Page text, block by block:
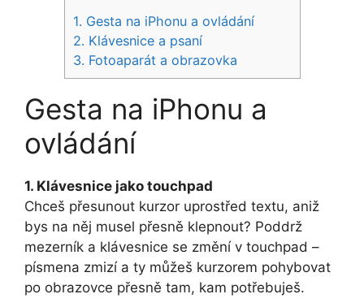
1. Gesta na iPhonu a ovládání
2. Klávesnice a psaní
3. Fotoaparát a obrazovka
Gesta na iPhonu a
ovládání
1. Klávesnice jako touchpad
Chceš přesunout kurzor uprostřed textu, aniž
bys na něj musel přesně klepnout? Poddrž
mezerník a klávesnice se změní v touchpad –
písmena zmizí a ty můžeš kurzorem pohybovat
po obrazovce přesně tam, kam potřebuješ.